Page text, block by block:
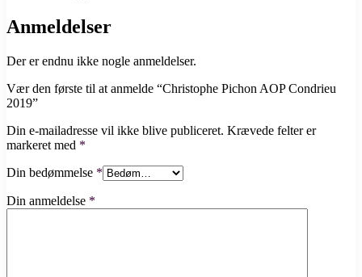
Anmeldelser
Der er endnu ikke nogle anmeldelser.
Vær den første til at anmelde “Christophe Pichon AOP Condrieu
2019”
Din e-mailadresse vil ikke blive publiceret. Krævede felter er
markeret med *
Din bedømmelse *
Din anmeldelse *